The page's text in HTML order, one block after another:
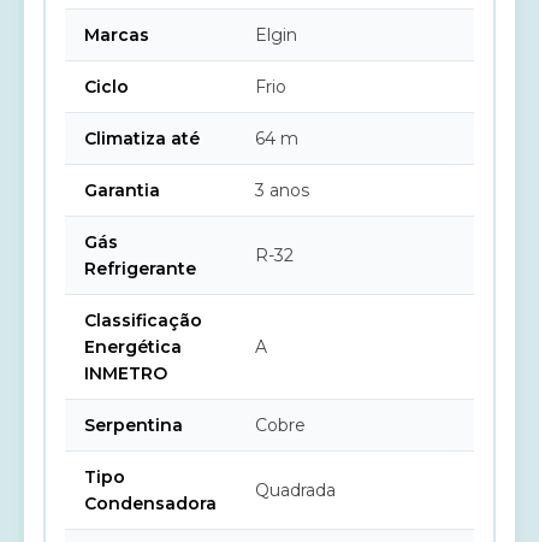
Marcas Elgin
Ciclo Frio
Climatiza até 64 m
Garantia 3 anos
Gás
Refrigerante
R-32
Classificação
Energética
INMETRO
A
Serpentina Cobre
Tipo
Condensadora
Quadrada